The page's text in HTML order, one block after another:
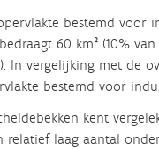
bestemd voor
60 km² (10%
In vergelijking met de
bestemd voor
kent
relatief laag aantal